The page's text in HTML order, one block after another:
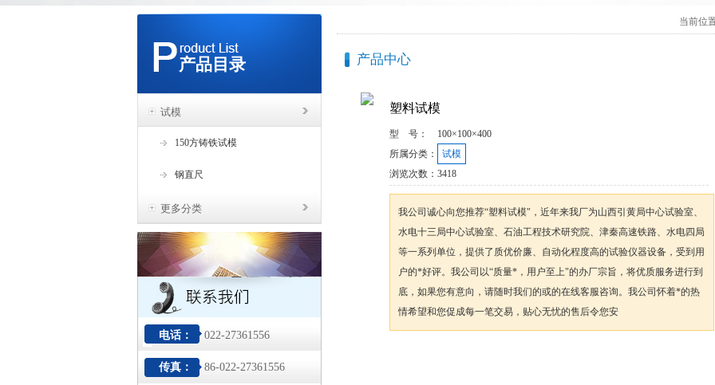
产品目录
试模
150方铸铁试模
钢直尺
更多分类
电话： 022-27361556
传真： 86-022-27361556
当前位
产品中心
塑料试模
型 号：
100×100×400
所属分类：
试模
浏览次数： 3418
我公司诚心向您推荐“塑料试模"，近年来我厂为山西引黄局中心试验室、
水电十三局中心试验室、石油工程技术研究院、津秦高速铁路、水电四局
等一系列单位，提供了质优价廉、自动化程度高的试验仪器设备，受到用
户的*好评。我公司以“质量*，用户至上"的办厂宗旨，将优质服务进行到
底，如果您有意向，请随时我们的或的在线客服咨询。我公司怀着*的热
情希望和您促成每一笔交易，贴心无忧的售后令您安